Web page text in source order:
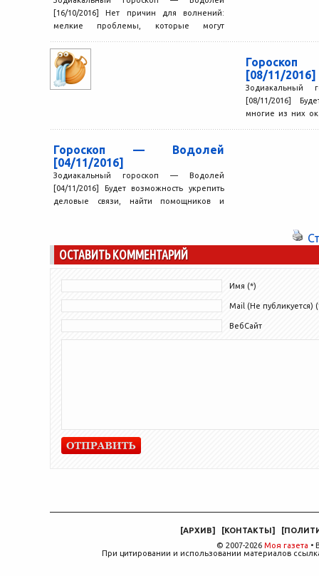
[16/10/2016] Нет причин для волнений:
мелкие проблемы, которые могут
[08/11/2016]
Зодиакальный
[08/11/2016]
многие из них
Гороскоп — Водолей
[04/11/2016]
Зодиакальный гороскоп — Водолей
[04/11/2016] Будет возможность укрепить
деловые связи, найти помощников и
ОСТАВИТЬ КОММЕНТАРИЙ
Имя (*)
Mail (Не публикуется)
ВебСайт
[АРХИВ] [КОНТАКТЫ] [
© 2007-2026 Моя газета •
При цитировании и использовании материалов